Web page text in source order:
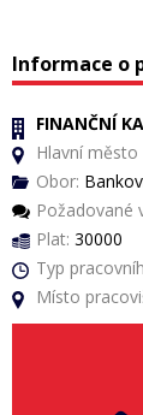
Informace o
FINANČNÍ
Hlavní město
Obor:
Požadované
Plat: 30000
Typ
Místo